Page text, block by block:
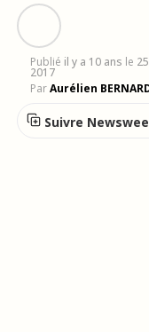
Publié il y a 10 ans le
2017
ParAurélien
Suivre